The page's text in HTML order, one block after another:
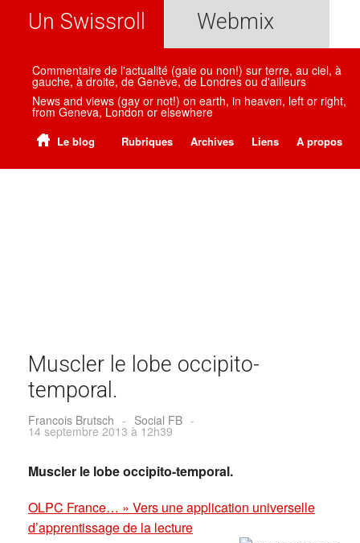
Un Swissroll Webmix
Commentaire de l'actualité (gaie ou non!) sur terre, au ciel, à
gauche, à droite, de Genève, de Londres ou d'ailleurs
News and views (gay or not!) on earth, in heaven, left or right,
from Geneva, London or elsewhere
Le blog Rubriques Archives Liens A propos
Muscler le lobe occipito-
temporal.
Francois Brutsch - Social FB -
14 septembre 2013 à 12h39
Muscler le lobe occipito-temporal.
OLPC France… » Vers une application universelle
d’apprentissage de la lecture